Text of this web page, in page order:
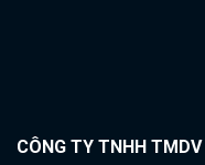
CÔNG TY TNHH